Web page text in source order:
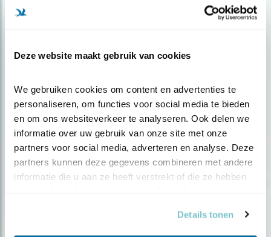
Deze website maakt gebruik van cookies
We gebruiken cookies om content en advertenties te
personaliseren, om functies voor social media te bieden
en om ons websiteverkeer te analyseren. Ook delen we
informatie over uw gebruik van onze site met onze
partners voor social media, adverteren en analyse. Deze
partners kunnen deze gegevens combineren met andere
informatie die u aan ze heeft verstrekt of die ze hebben
Details tonen
Meld je aan en ontvang nieuws, inspiratie, acties en tips
over vogels en activiteiten van Vogelbescherming.